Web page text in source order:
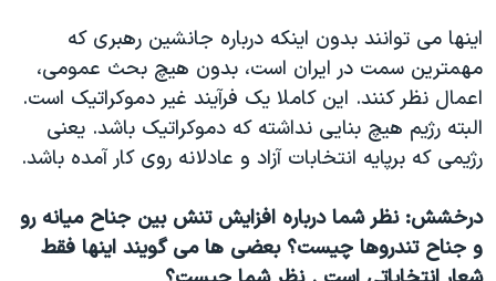
اینها می توانند بدون اینکه درباره جانشین رهبری که
مهمترین سمت در ایران است، بدون هیچ بحث عمومی،
اعمال نظر کنند. این کاملا یک فرآیند غیر دموکراتیک است.
البته رژیم هیچ بنایی نداشته که دموکراتیک باشد. یعنی
رژیمی که برپایه انتخابات آزاد و عادلانه روی کار آمده باشد.
درخشش: نظر شما درباره افزایش تنش بین جناح میانه رو
و جناح تندروها چیست؟ بعضی ها می گویند اینها فقط